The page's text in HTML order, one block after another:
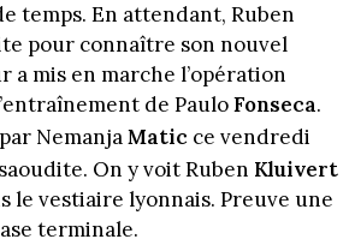
temps. En attendant, Ruben
pour connaître son nouvel
mis en marche l’opération
de PauloFonseca.
par NemanjaMatic ce vendredi
On y voit Ruben Kluivert
le vestiaire lyonnais. Preuve une
terminale.